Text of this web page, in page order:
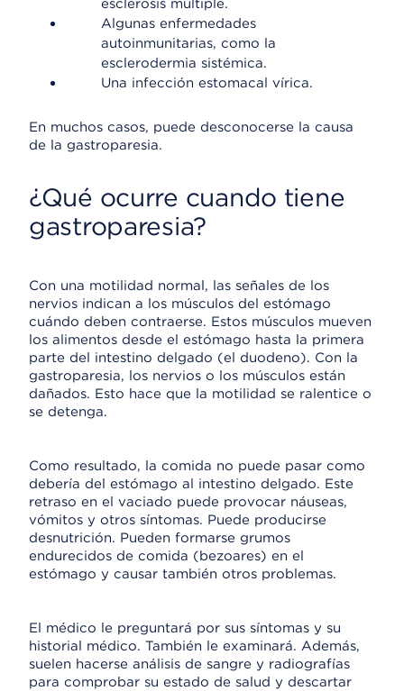
esclerosis múltiple.
Algunas enfermedades
autoinmunitarias, como la
esclerodermia sistémica.
Una infección estomacal vírica.
En muchos casos, puede desconocerse la causa
de la gastroparesia.
¿Qué ocurre cuando tiene
gastroparesia?
Con una motilidad normal, las señales de los
nervios indican a los músculos del estómago
cuándo deben contraerse. Estos músculos mueven
los alimentos desde el estómago hasta la primera
parte del intestino delgado (el duodeno). Con la
gastroparesia, los nervios o los músculos están
dañados. Esto hace que la motilidad se ralentice o
se detenga.
Como resultado, la comida no puede pasar como
debería del estómago al intestino delgado. Este
retraso en el vaciado puede provocar náuseas,
vómitos y otros síntomas. Puede producirse
desnutrición. Pueden formarse grumos
endurecidos de comida (bezoares) en el
estómago y causar también otros problemas.
El médico le preguntará por sus síntomas y su
historial médico. También le examinará. Además,
suelen hacerse análisis de sangre y radiografías
para comprobar su estado de salud y descartar